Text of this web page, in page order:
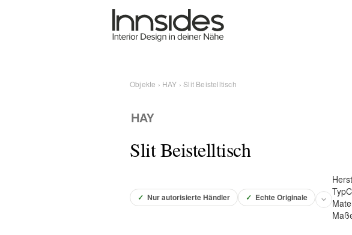
Objekte › HAY › Slit Beistelltisch
Slit Beistelltisch
✓ Nur autorisierte Händler ✓ Echte Originale
Typ